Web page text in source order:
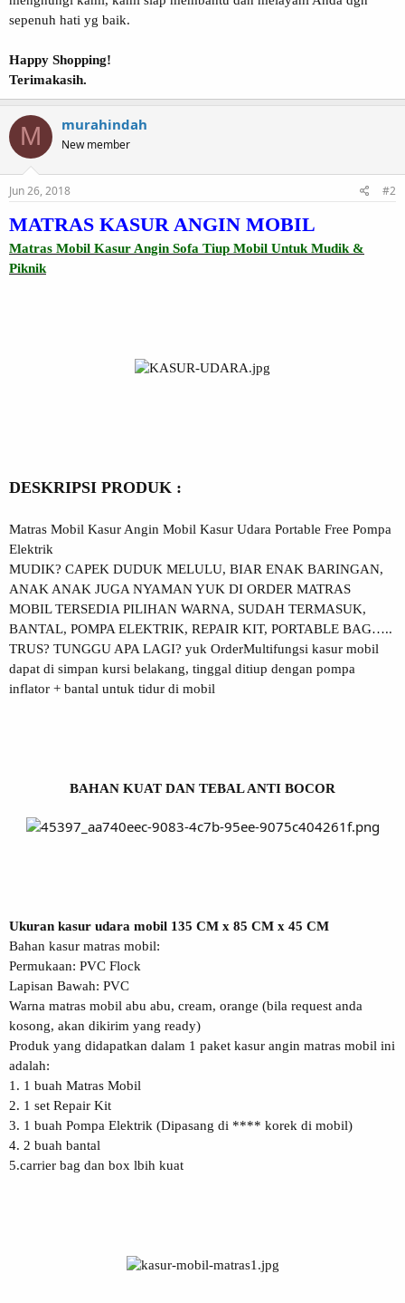
sepenuh hati yg baik.
Happy Shopping!
Terimakasih.
M murahindah
New member
Jun 26, 2018 #2
MATRAS KASUR ANGIN MOBIL
Matras Mobil Kasur Angin Sofa Tiup Mobil Untuk Mudik &
Piknik
DESKRIPSI PRODUK :
Matras Mobil Kasur Angin Mobil Kasur Udara Portable Free Pompa
Elektrik
MUDIK? CAPEK DUDUK MELULU, BIAR ENAK BARINGAN,
ANAK ANAK JUGA NYAMAN YUK DI ORDER MATRAS
MOBIL TERSEDIA PILIHAN WARNA, SUDAH TERMASUK,
BANTAL, POMPA ELEKTRIK, REPAIR KIT, PORTABLE BAG…..
TRUS? TUNGGU APA LAGI? yuk OrderMultifungsi kasur mobil
dapat di simpan kursi belakang, tinggal ditiup dengan pompa
inflator + bantal untuk tidur di mobil
BAHAN KUAT DAN TEBAL ANTI BOCOR
Ukuran kasur udara mobil 135 CM x 85 CM x 45 CM
Bahan kasur matras mobil:
Permukaan: PVC Flock
Lapisan Bawah: PVC
Warna matras mobil abu abu, cream, orange (bila request anda
kosong, akan dikirim yang ready)
Produk yang didapatkan dalam 1 paket kasur angin matras mobil ini
adalah:
1. 1 buah Matras Mobil
2. 1 set Repair Kit
3. 1 buah Pompa Elektrik (Dipasang di **** korek di mobil)
4. 2 buah bantal
5.carrier bag dan box lbih kuat